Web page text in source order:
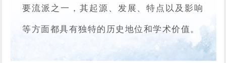
要流派之一，其起源、发展、特点以及影响
等方面都具有独特的历史地位和学术价值。